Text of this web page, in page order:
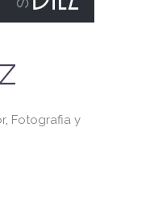
, Fotografia y